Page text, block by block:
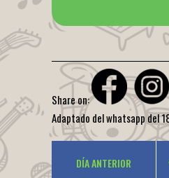
Share on:
Adaptado del whatsapp del
DÍA ANTERIOR